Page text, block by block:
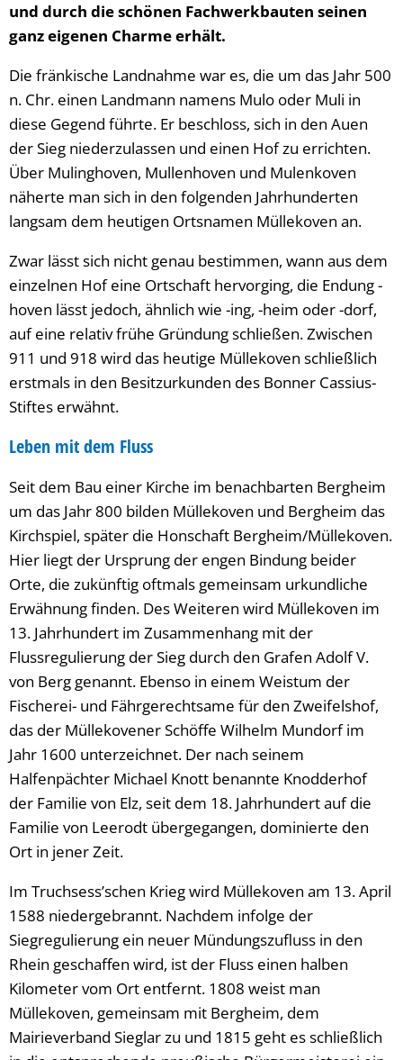
und durch die schönen Fachwerkbauten seinen
ganz eigenen Charme erhält.
Die fränkische Landnahme war es, die um das Jahr 500
n. Chr. einen Landmann namens Mulo oder Muli in
diese Gegend führte. Er beschloss, sich in den Auen
der Sieg niederzulassen und einen Hof zu errichten.
Über Mulinghoven, Mullenhoven und Mulenkoven
näherte man sich in den folgenden Jahrhunderten
langsam dem heutigen Ortsnamen Müllekoven an.
Zwar lässt sich nicht genau bestimmen, wann aus dem
einzelnen Hof eine Ortschaft hervorging, die Endung -
hoven lässt jedoch, ähnlich wie -ing, -heim oder -dorf,
auf eine relativ frühe Gründung schließen. Zwischen
911 und 918 wird das heutige Müllekoven schließlich
erstmals in den Besitzurkunden des Bonner Cassius-
Stiftes erwähnt.
Leben mit dem Fluss
Seit dem Bau einer Kirche im benachbarten Bergheim
um das Jahr 800 bilden Müllekoven und Bergheim das
Kirchspiel, später die Honschaft Bergheim/Müllekoven.
Hier liegt der Ursprung der engen Bindung beider
Orte, die zukünftig oftmals gemeinsam urkundliche
Erwähnung finden. Des Weiteren wird Müllekoven im
13. Jahrhundert im Zusammenhang mit der
Flussregulierung der Sieg durch den Grafen Adolf V.
von Berg genannt. Ebenso in einem Weistum der
Fischerei- und Fährgerechtsame für den Zweifelshof,
das der Müllekovener Schöffe Wilhelm Mundorf im
Jahr 1600 unterzeichnet. Der nach seinem
Halfenpächter Michael Knott benannte Knodderhof
der Familie von Elz, seit dem 18. Jahrhundert auf die
Familie von Leerodt übergegangen, dominierte den
Ort in jener Zeit.
Im Truchsess’schen Krieg wird Müllekoven am 13. April
1588 niedergebrannt. Nachdem infolge der
Siegregulierung ein neuer Mündungszufluss in den
Rhein geschaffen wird, ist der Fluss einen halben
Kilometer vom Ort entfernt. 1808 weist man
Müllekoven, gemeinsam mit Bergheim, dem
Mairieverband Sieglar zu und 1815 geht es schließlich